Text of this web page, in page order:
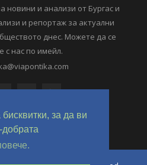
за да ви
новини и анализи от Бургас и
и репортаж за актуални
днес. Можете да се
с нас по имейл.